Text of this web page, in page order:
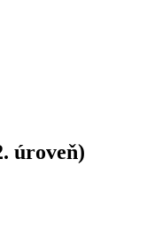
úroveň)